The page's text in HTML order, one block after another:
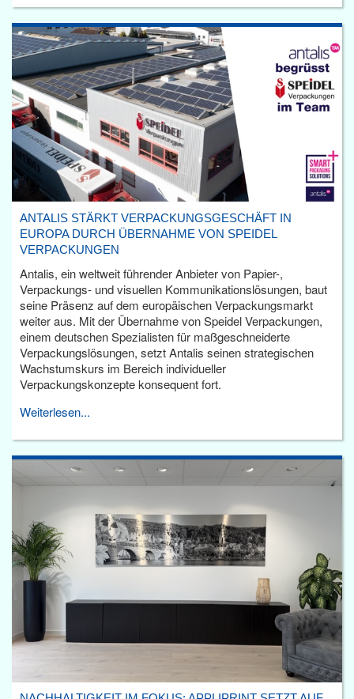
ANTALIS STÄRKT VERPACKUNGSGESCHÄFT IN
EUROPA DURCH ÜBERNAHME VON SPEIDEL
VERPACKUNGEN
Antalis, ein weltweit führender Anbieter von Papier-,
Verpackungs- und visuellen Kommunikationslösungen, baut
seine Präsenz auf dem europäischen Verpackungsmarkt
weiter aus. Mit der Übernahme von Speidel Verpackungen,
einem deutschen Spezialisten für maßgeschneiderte
Verpackungslösungen, setzt Antalis seinen strategischen
Wachstumskurs im Bereich individueller
Verpackungskonzepte konsequent fort.
Weiterlesen...